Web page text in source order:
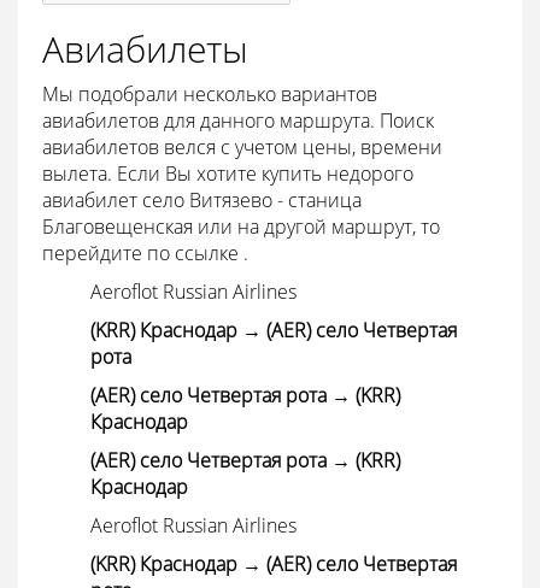
Авиабилеты
Мы подобрали несколько вариантов
авиабилетов для данного маршрута. Поиск
авиабилетов велся с учетом цены, времени
вылета. Если Вы хотите купить недорого
авиабилет село Витязево - станица
Благовещенская или на другой маршрут, то
перейдите по ссылке .
Aeroflot Russian Airlines
(KRR) Краснодар → (AER) село Четвертая
рота
(AER) село Четвертая рота → (KRR)
Краснодар
(AER) село Четвертая рота → (KRR)
Краснодар
Aeroflot Russian Airlines
(KRR) Краснодар → (AER) село Четвертая